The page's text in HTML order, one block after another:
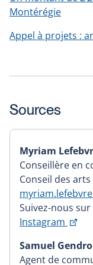
Montérégie
Appel à projets :
Sources
Myriam
Conseillère en
Conseil des
Suivez-nous sur
Instagram
Ce
Samuel
Agent de